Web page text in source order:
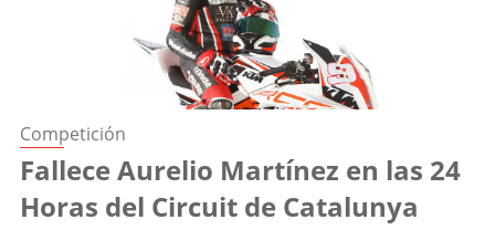
Competición
Fallece Aurelio Martínez en las 24
Horas del Circuit de Catalunya